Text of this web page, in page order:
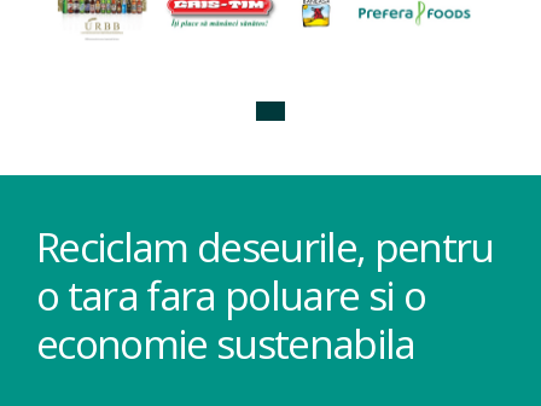
Reciclam deseurile, pentru
o tara fara poluare si o
economie sustenabila